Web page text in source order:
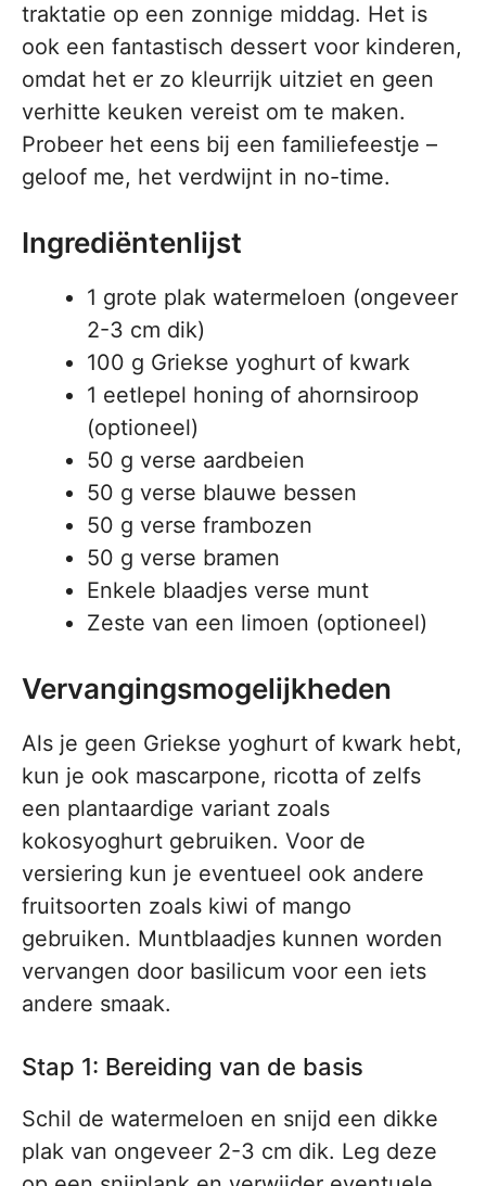
traktatie op een zonnige middag. Het is
ook een fantastisch dessert voor kinderen,
omdat het er zo kleurrijk uitziet en geen
verhitte keuken vereist om te maken.
Probeer het eens bij een familiefeestje –
geloof me, het verdwijnt in no-time.
Ingrediëntenlijst
1 grote plak watermeloen (ongeveer
2-3 cm dik)
100 g Griekse yoghurt of kwark
1 eetlepel honing of ahornsiroop
(optioneel)
50 g verse aardbeien
50 g verse blauwe bessen
50 g verse frambozen
50 g verse bramen
Enkele blaadjes verse munt
Zeste van een limoen (optioneel)
Vervangingsmogelijkheden
Als je geen Griekse yoghurt of kwark hebt,
kun je ook mascarpone, ricotta of zelfs
een plantaardige variant zoals
kokosyoghurt gebruiken. Voor de
versiering kun je eventueel ook andere
fruitsoorten zoals kiwi of mango
gebruiken. Muntblaadjes kunnen worden
vervangen door basilicum voor een iets
andere smaak.
Stap 1: Bereiding van de basis
Schil de watermeloen en snijd een dikke
plak van ongeveer 2-3 cm dik. Leg deze